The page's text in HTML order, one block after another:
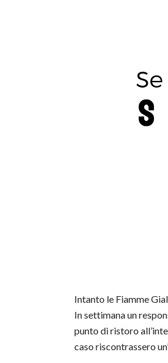
Intanto le Fiamme
In settimana un
punto di ristoro
caso riscontrassero